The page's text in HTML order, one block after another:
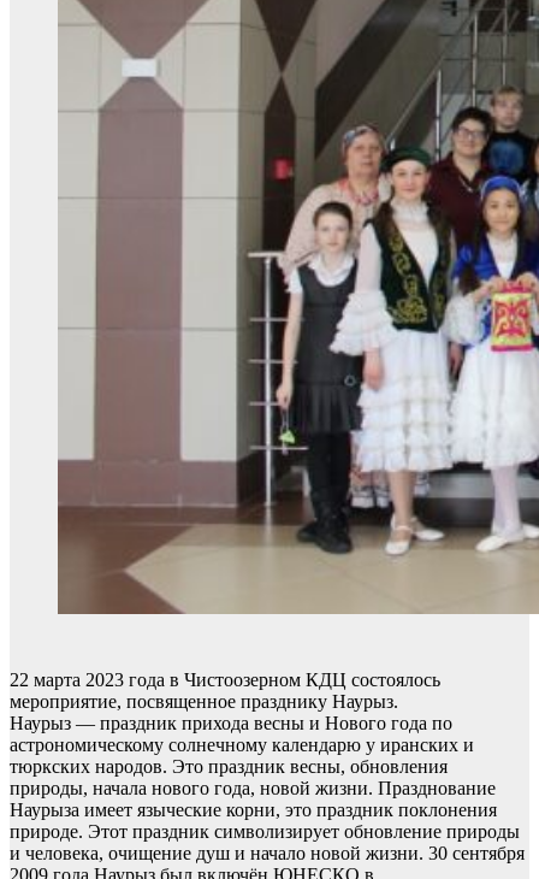
22 марта 2023 года в Чистоозерном КДЦ состоялось
мероприятие, посвященное празднику Наурыз.
Наурыз — праздник прихода весны и Нового года по
астрономическому солнечному календарю у иранских и
тюркских народов. Это праздник весны, обновления
природы, начала нового года, новой жизни. Празднование
Наурыза имеет языческие корни, это праздник поклонения
природе. Этот праздник символизирует обновление природы
и человека, очищение душ и начало новой жизни. 30 сентября
2009 года Наурыз был включён ЮНЕСКО в